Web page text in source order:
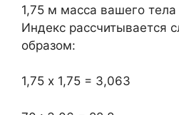
1,75 м масса вашего тела
Индекс рассчитывается
образом:
1,75 х 1,75 = 3,063